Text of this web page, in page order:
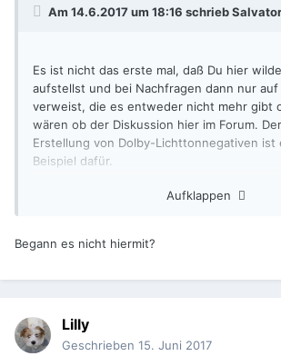
Am 14.6.2017 um 18:16 schrieb
Es ist nicht das erste mal, daß Du hier
aufstellst und bei Nachfragen dann nur
verweist, die es entweder nicht mehr gibt
wären ob der Diskussion hier im Forum.
Erstellung von Dolby-Lichttonnegativen ist
Beispiel dafür.
Aufklappen
Begann es nicht hiermit?
Lilly
Geschrieben 15. Juni 2017